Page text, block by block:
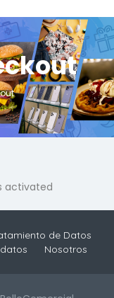
activated
de Datos
Nosotros